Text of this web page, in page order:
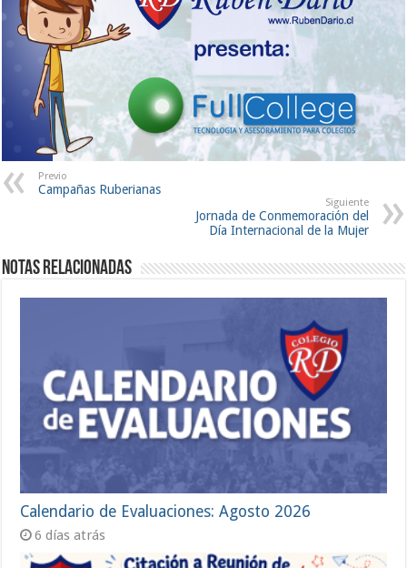
Previo
Campañas Ruberianas
Siguiente
Jornada de Conmemoración del
Día Internacional de la Mujer
Notas Relacionadas
Calendario de Evaluaciones: Agosto 2026
6 días atrás